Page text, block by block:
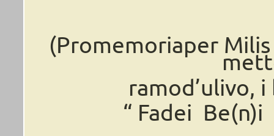
(Promemoriaper
ramod’ulivo,
“ Fadei Be(n)i